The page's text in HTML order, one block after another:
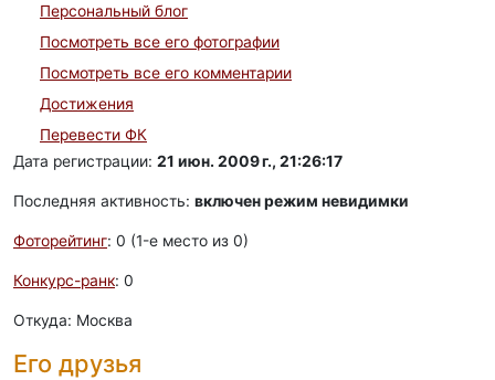
Персональный блог
Посмотреть все его фотографии
Посмотреть все его комментарии
Достижения
Перевести ФК
Дата регистрации: 21 июн. 2009 г., 21:26:17
Последняя активность: включен режим невидимки
Фоторейтинг: 0 (1-e место из 0)
Конкурс-ранк: 0
Откуда: Москва
Его друзья